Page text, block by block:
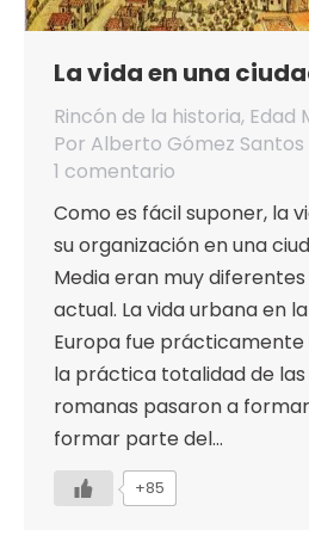
La vida en una
Rincón de la historia, Edad
Por Alberto Gómez Santos
1 comentario
Como es fácil suponer, la
su organización en una
Media eran muy
actual. La vida urbana en
Europa fue prácticamente
la práctica totalidad de las
romanas pasaron a
formar parte del…
+85